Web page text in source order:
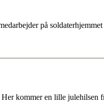
på
kommer en lille